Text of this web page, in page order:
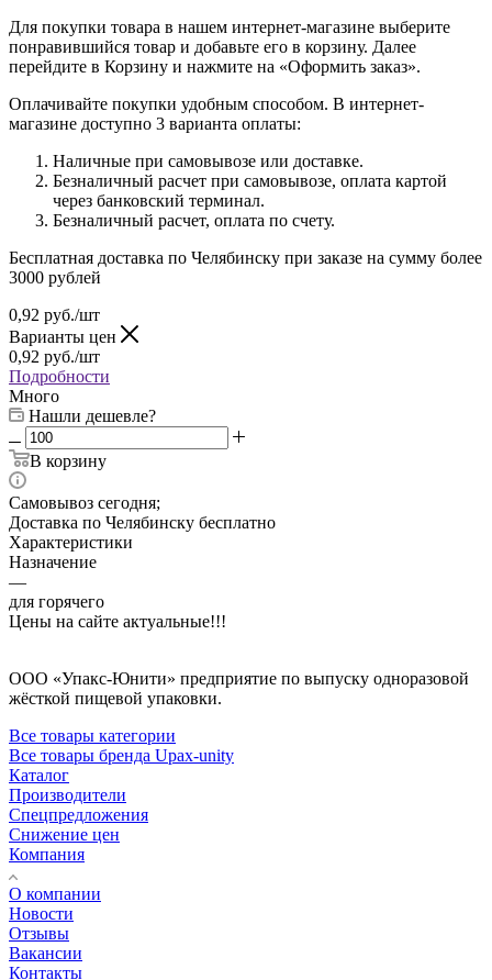
Для покупки товара в нашем интернет-магазине выберите
понравившийся товар и добавьте его в корзину. Далее
перейдите в Корзину и нажмите на «Оформить заказ».
Оплачивайте покупки удобным способом. В интернет-
магазине доступно 3 варианта оплаты:
Наличные при самовывозе или доставке.
Безналичный расчет при самовывозе, оплата картой
через банковский терминал.
Безналичный расчет, оплата по счету.
Бесплатная доставка по Челябинску при заказе на сумму более
3000 рублей
0,92 руб./шт
Варианты цен
0,92 руб./шт
Подробности
Много
Нашли дешевле?
В корзину
Самовывоз сегодня;
Доставка по Челябинску бесплатно
Характеристики
Назначение
—
для горячего
Цены на сайте актуальные!!!
ООО «Упакс-Юнити» предприятие по выпуску одноразовой
жёсткой пищевой упаковки.
Все товары категории
Все товары бренда Upax-unity
Каталог
Производители
Спецпредложения
Снижение цен
Компания
О компании
Новости
Отзывы
Вакансии
Контакты